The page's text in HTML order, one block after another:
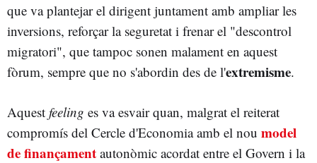
que va plantejar el dirigent juntament amb ampliar les
inversions, reforçar la seguretat i frenar el "descontrol
migratori", que tampoc sonen malament en aquest
fòrum, sempre que no s'abordin des de l'extremisme.
Aquest feeling es va esvair quan, malgrat el reiterat
compromís del Cercle d'Economia amb el nou model
de finançament autonòmic acordat entre el Govern i la